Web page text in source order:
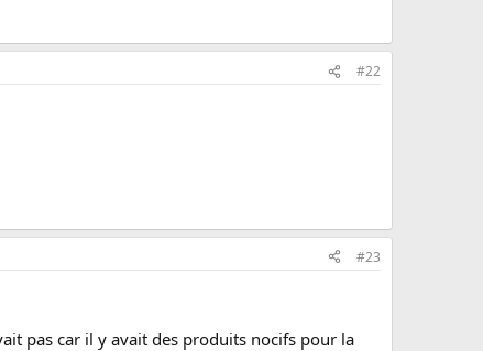
#22
#23
pas car il y avait des produits nocifs pour la